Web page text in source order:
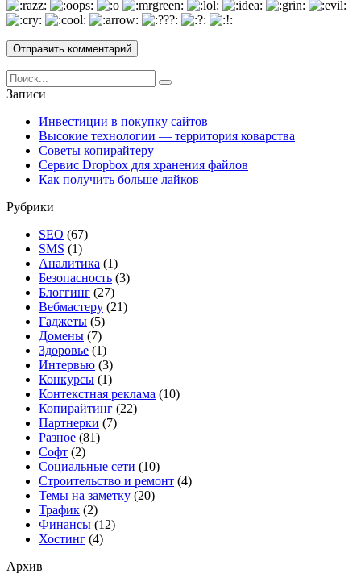
Search
for:
Записи
Инвестиции в покупку сайтов
Высокие технологии — территория коварства
Советы копирайтеру
Сервис Dropbox для хранения файлов
Как получить больше лайков
Рубрики
SEO (67)
SMS (1)
Аналитика (1)
Безопасность (3)
Блоггинг (27)
Вебмастеру (21)
Гаджеты (5)
Домены (7)
Здоровье (1)
Интервью (3)
Конкурсы (1)
Контекстная реклама (10)
Копирайтинг (22)
Партнерки (7)
Разное (81)
Софт (2)
Социальные сети (10)
Строительство и ремонт (4)
Темы на заметку (20)
Трафик (2)
Финансы (12)
Хостинг (4)
Архив